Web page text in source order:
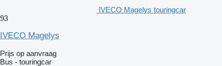
IVECO Magelys touringcar
93
IVECO Magelys
Prijs op aanvraag
Bus - touringcar